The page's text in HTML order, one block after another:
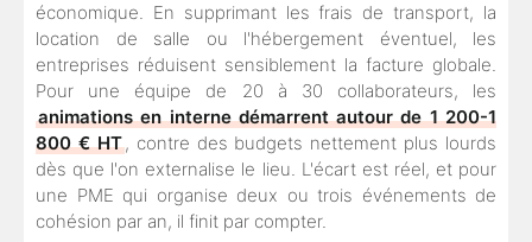
économique. En supprimant les frais de transport, la
location de salle ou l'hébergement éventuel, les
entreprises réduisent sensiblement la facture globale.
Pour une équipe de 20 à 30 collaborateurs, les
animations en interne démarrent autour de 1 200-1
800 € HT, contre des budgets nettement plus lourds
dès que l'on externalise le lieu. L'écart est réel, et pour
une PME qui organise deux ou trois événements de
cohésion par an, il finit par compter.